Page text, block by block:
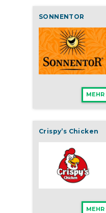
SONNENTOR
MEHR
Crispy’s Chicken
MEHR